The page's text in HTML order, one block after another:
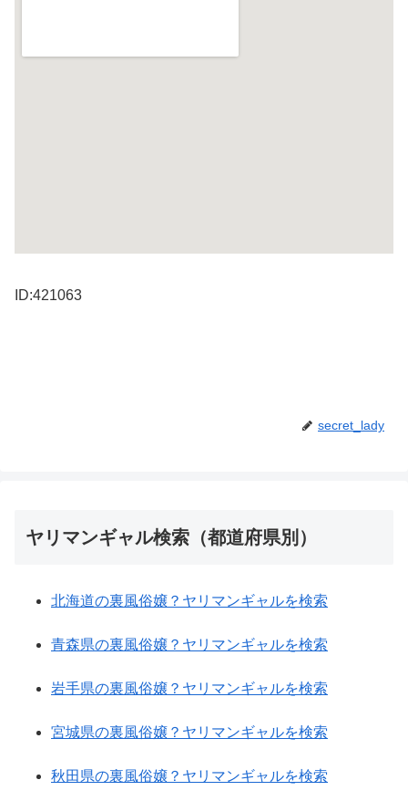
ID:421063
secret_lady
ヤリマンギャル検索（都道府県別）
北海道の裏風俗嬢？ヤリマンギャルを検索
青森県の裏風俗嬢？ヤリマンギャルを検索
岩手県の裏風俗嬢？ヤリマンギャルを検索
宮城県の裏風俗嬢？ヤリマンギャルを検索
秋田県の裏風俗嬢？ヤリマンギャルを検索